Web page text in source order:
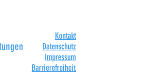
Kontakt
Datenschutz
Impressum
Barrierefreiheit